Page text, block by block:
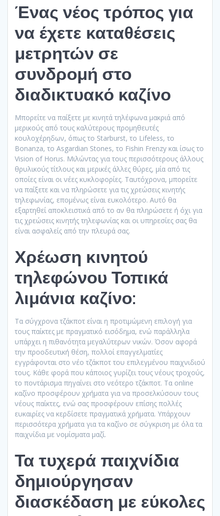
Ένας νέος τρόπος για
να έχετε καταθέσεις
μετρητών σε
συνδρομή στο
διαδικτυακό καζίνο
Μπορείτε να παίξετε με κινητά τηλέφωνα μακριά από
μερικούς από τους καλύτερους προμηθευτές
κουλοχέρηδων, όπως το Starburst, το Lifeless, το
Bonanza, το Asgardian Stones, το Fishin Frenzy και ίσως το
Vision of Horus. Μιλώντας για τους περισσότερους άλλους
θρυλικούς τίτλους και μερικές άλλες θύρες, μία από τις
οποίες είναι οι νέες κυκλοφορίες. Ταυτόχρονα, μπορείτε
να παίξετε και να πληρώσετε για τις χρεώσεις κινητής
τηλεφωνίας, επομένως είναι ευκολότερο. Αυτό θα
εξαρτηθεί αποκλειστικά από το αν θα πληρώσετε ή όχι για
τις χρεώσεις κινητής τηλεφωνίας και οι υπηρεσίες σας θα
είναι ασφαλείς από την πλευρά σας.
Χρέωση κινητού
τηλεφώνου Τοπικά
λιμάνια καζίνο:
Τα σύγχρονα τζάκποτ είναι η προτιμώμενη επιλογή για
τους παίκτες με πραγματικό εισόδημα, ενώ παράλληλα
υπάρχει η πιθανότητα μεγαλύτερων νικών. Όσον αφορά
την προοδευτική θέση, πολλοί επαγγελματίες
εγγράφονται στο νέο τζάκποτ του επιλεγμένου παιχνιδιού
τους. Κάθε φορά που κάποιος γυρίζει τους νέους τροχούς,
το ποντάρισμα πηγαίνει στο νεότερο τζάκποτ. Τα online
καζίνο προσφέρουν χρήματα για να προσελκύσουν τους
νέους παίκτες, ενώ σας προσφέρουν επίσης πολλές
ευκαιρίες να κερδίσετε πραγματικά χρήματα. Υπάρχουν
περισσότερα χρήματα για τα καζίνο σε σύγκριση με όλα τα
παιχνίδια με νομίσματα μαζί.
Τα τυχερά παιχνίδια
δημιούργησαν
διασκέδαση με εύκολες